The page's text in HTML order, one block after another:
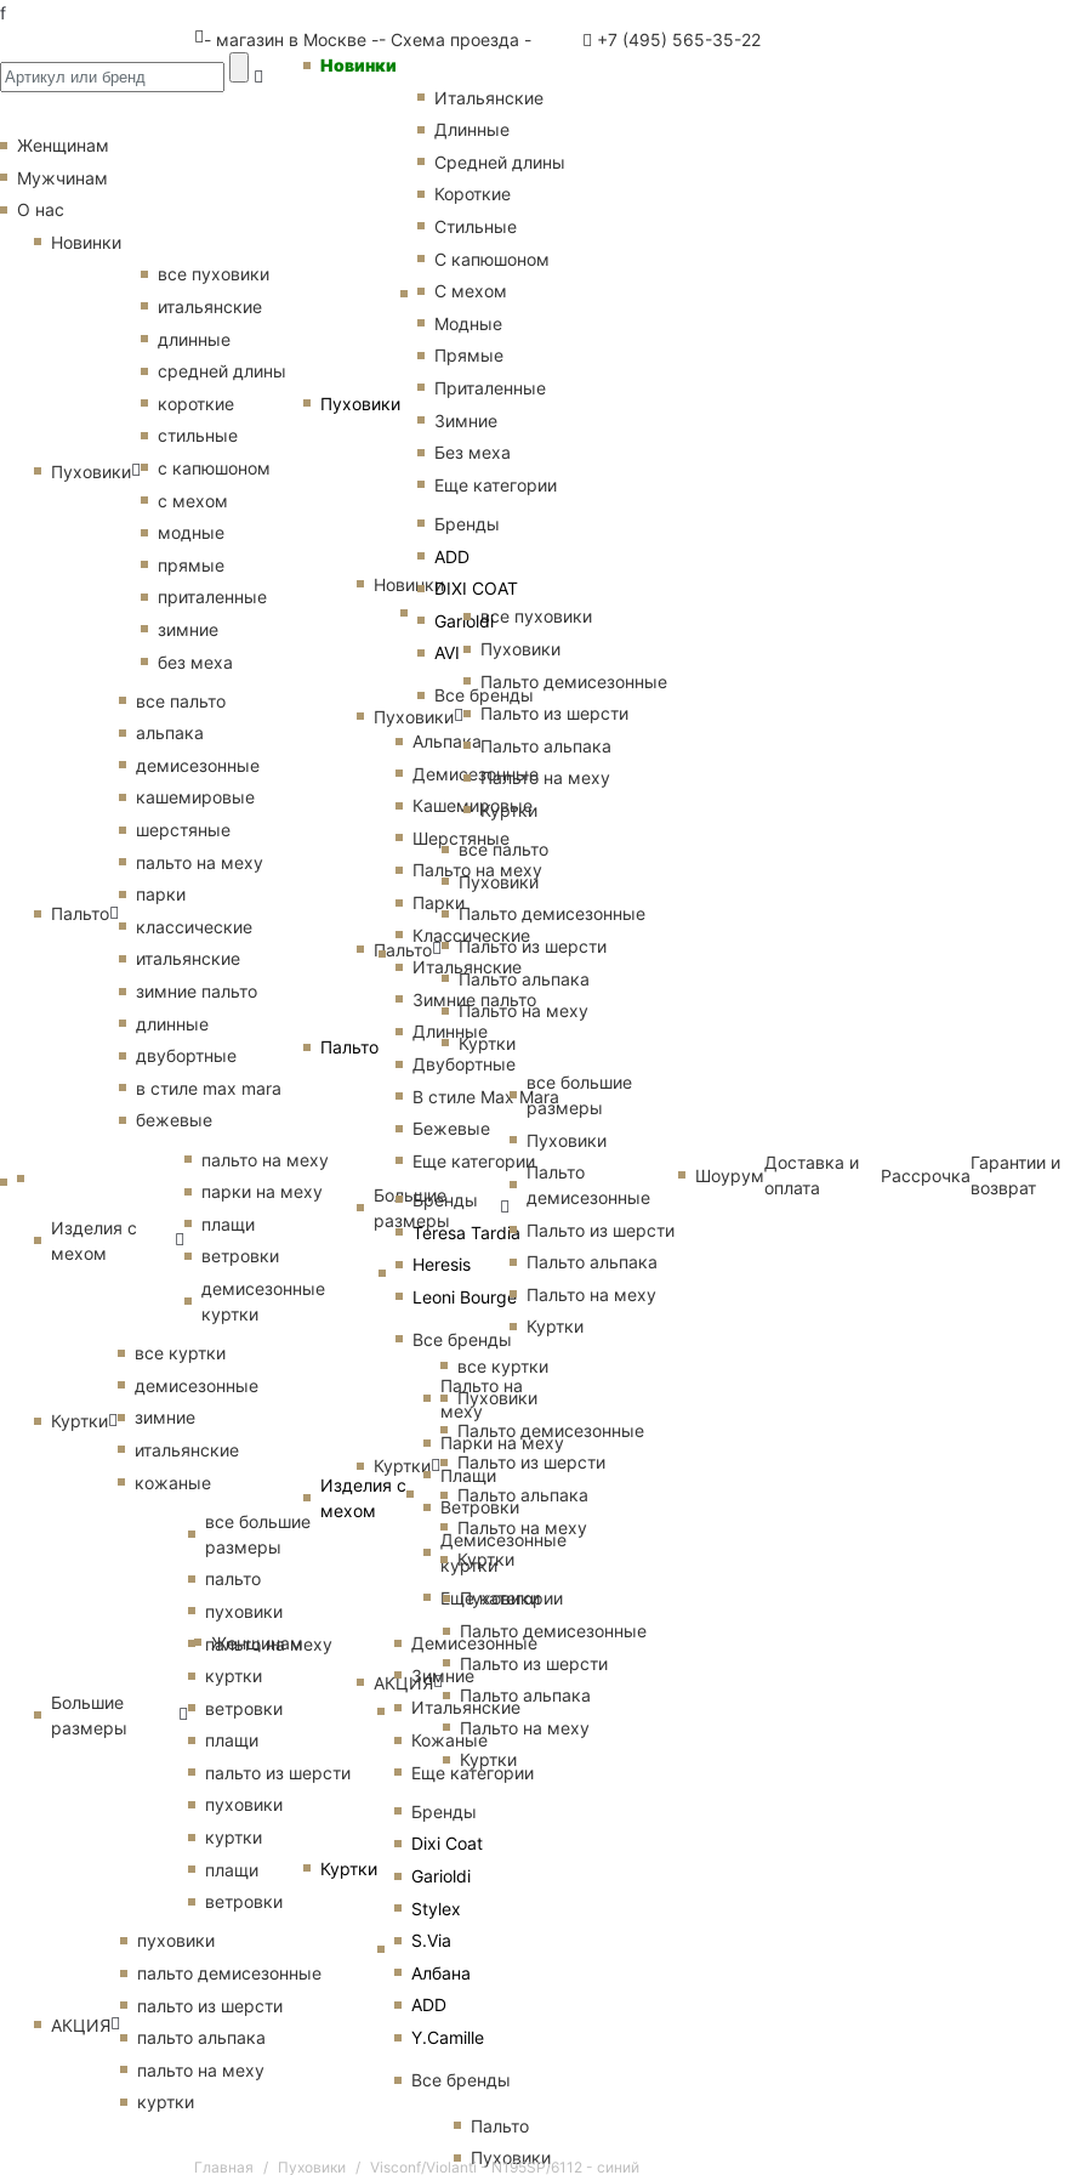
f
- магазин в Москве -- Схема проезда - +7 (495) 565-35-22
Женщинам
Новинки
Пуховики
Итальянские
Длинные
Средней длины
Короткие
Стильные
С капюшоном
С мехом
Модные
Прямые
Приталенные
Зимние
Без меха
Еще категории
Бренды
ADD
DIXI COAT
Garioldi
AVI
Все бренды
Пальто
Альпака
Демисезонные
Кашемировые
Шерстяные
Пальто на меху
Парки
Классические
Итальянские
Зимние пальто
Длинные
Двубортные
В стиле Max Mara
Бежевые
Еще категории
Бренды
Teresa Tardia
Heresis
Leoni Bourge
Все бренды
Изделия с
мехом
Пальто на
меху
Парки на меху
Плащи
Ветровки
Демисезонные
куртки
Еще категории
Куртки
Демисезонные
Зимние
Итальянские
Кожаные
Еще категории
Бренды
Dixi Coat
Garioldi
Stylex
S.Via
Албана
ADD
Y.Camille
Все бренды
Пальто
Пуховики
Женщинам
Мужчинам
О нас
Новинки
Пуховики
все пуховики
итальянские
длинные
средней длины
короткие
стильные
с капюшоном
с мехом
модные
прямые
приталенные
зимние
без меха
Пальто
все пальто
альпака
демисезонные
кашемировые
шерстяные
пальто на меху
парки
классические
итальянские
зимние пальто
длинные
двубортные
в стиле max mara
бежевые
Изделия с
мехом
пальто на меху
парки на меху
плащи
ветровки
демисезонные
куртки
Куртки
все куртки
демисезонные
зимние
итальянские
кожаные
Большие
размеры
все большие
размеры
пальто
пуховики
пальто на меху
куртки
ветровки
плащи
пальто из шерсти
пуховики
куртки
плащи
ветровки
АКЦИЯ
пуховики
пальто демисезонные
пальто из шерсти
пальто альпака
пальто на меху
куртки
Новинки
Пуховики
все пуховики
Пуховики
Пальто демисезонные
Пальто из шерсти
Пальто альпака
Пальто на меху
Куртки
Пальто
все пальто
Пуховики
Пальто демисезонные
Пальто из шерсти
Пальто альпака
Пальто на меху
Куртки
Большие
размеры
все большие
размеры
Пуховики
Пальто
демисезонные
Пальто из шерсти
Пальто альпака
Пальто на меху
Куртки
Куртки
все куртки
Пуховики
Пальто демисезонные
Пальто из шерсти
Пальто альпака
Пальто на меху
Куртки
АКЦИЯ
Пуховики
Пальто демисезонные
Пальто из шерсти
Пальто альпака
Пальто на меху
Куртки
Шоурум
Доставка и
оплата
Рассрочка
Гарантии и
возврат
Главная Пуховики Visconf/Violanti - N195SP/6112 - синий